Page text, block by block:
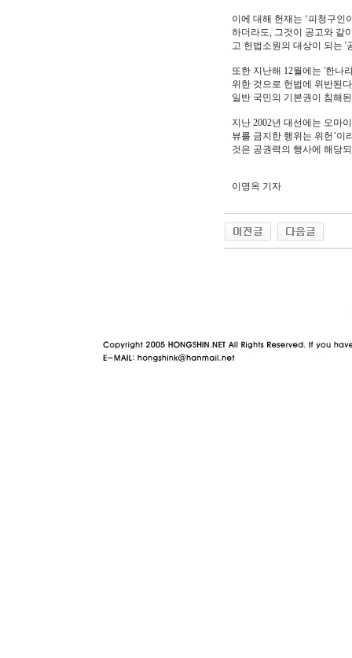
이에 대해 헌재는 ‘피청구
하더라도, 그것이 공고와 같
고 헌법소원의 대상이 되는 '
또한 지난해 12월에는 '한나
위한 것으로 헌법에 위반된
일반 국민의 기본권이 침해
지난 2002년 대선에는 오마
뷰를 금지한 행위는 위헌’이
것은 공권력의 행사에 해당
이명옥 기자